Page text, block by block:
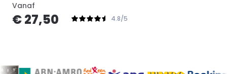
Vanaf
€ 27,50 4.8/5